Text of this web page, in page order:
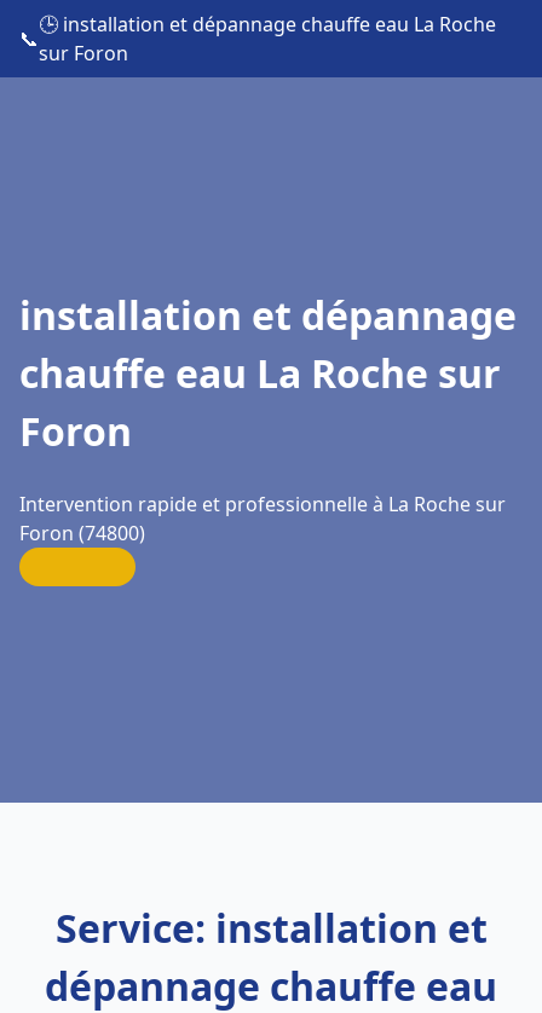
📞
🕒 installation et dépannage chauffe eau La Roche
sur Foron
installation et dépannage
chauffe eau La Roche sur
Foron
Intervention rapide et professionnelle à La Roche sur
Foron (74800)
Service: installation et
dépannage chauffe eau